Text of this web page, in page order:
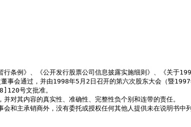
会通过，并由1998年5月2日召开的第六次股东大会（暨
号文批准。